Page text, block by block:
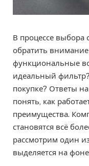
В процессе выбора
обратить
функциональные
идеальный
покупке? Ответы
понять, как
преимущества.
становятся всё
рассмотрим один
выделяется на